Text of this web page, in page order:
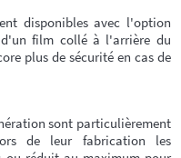
disponibles avec l'option
film collé à l'arrière du
plus de sécurité en cas de
sont particulièrement
de leur fabrication les